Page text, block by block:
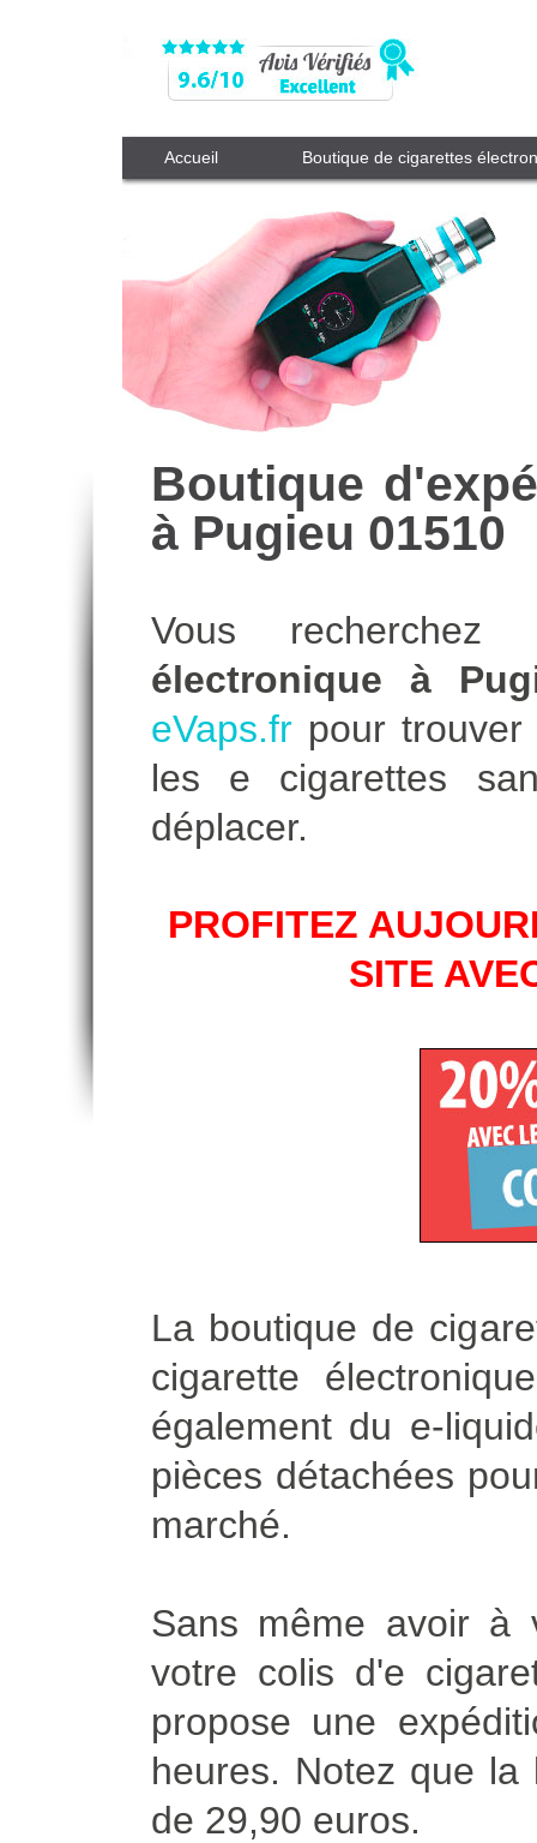
Accueil Boutique de cigarettes
Boutique
à Pugieu 01510
Vous
électronique à
eVaps.frpour trouver
les e cigarettes
déplacer.
PROFITEZ
SITE
La boutique de
cigarette
également du e-
pièces détachées
marché.
Sans même avoir à
votre colis d'e
propose une
heures. Notez que
de 29,90 euros.